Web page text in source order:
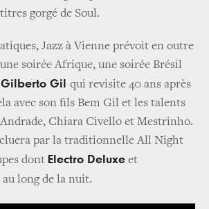
gorgé de Soul.
Jazz à Vienne prévoit en outre
soirée Afrique, une soirée Brésil
Gilberto Gil qui revisite 40 ans après
avec son fils Bem Gil et les talents
Chiara Civello et Mestrinho.
par la traditionnelle All Night
dont Electro Deluxe et
long de la nuit.